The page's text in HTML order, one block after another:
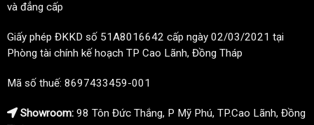
và đẳng cấp
Giấy phép ĐKKD số 51A8016642 cấp ngày 02/03/2021 tại
Phòng tài chính kế hoạch TP Cao Lãnh, Đồng Tháp
Mã số thuế: 8697433459-001
Showroom: 98 Tôn Đức Thắng, P Mỹ Phú, TP.Cao Lãnh, Đồng